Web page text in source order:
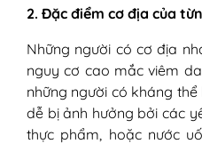
2. Đặc điểm cơ địa của
Những người có cơ địa
nguy cơ cao mắc viêm
những người có kháng
dễ bị ảnh hưởng bởi các
thực phẩm, hoặc nước